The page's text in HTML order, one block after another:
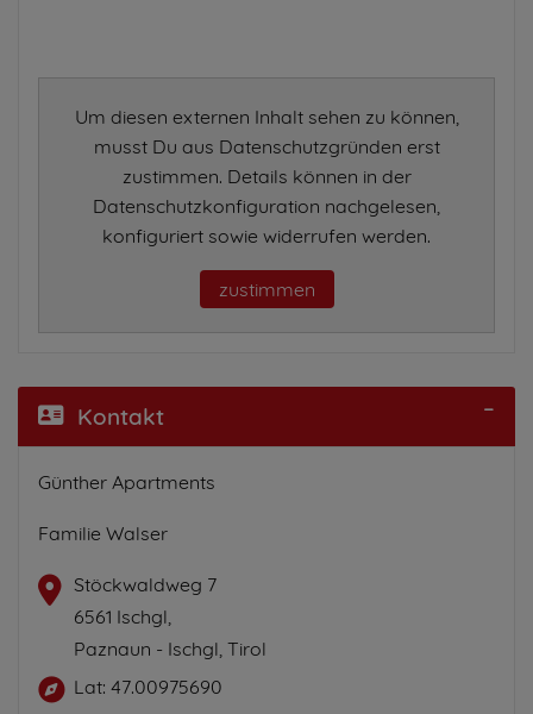
Um diesen externen Inhalt sehen zu können,
musst Du aus Datenschutzgründen erst
zustimmen. Details können in der
Datenschutzkonfiguration nachgelesen,
konfiguriert sowie widerrufen werden.
zustimmen
Kontakt
Günther Apartments
Familie Walser
Stöckwaldweg 7
6561 Ischgl,
Paznaun - Ischgl, Tirol
Lat: 47.00975690